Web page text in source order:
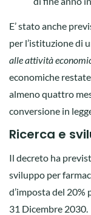
E’ stato anche
per l’istituzione di
alle attività
economiche
almeno quattro
conversione in
Ricerca e
Il decreto ha
sviluppo per
d’imposta del 20%
31 Dicembre 2030.